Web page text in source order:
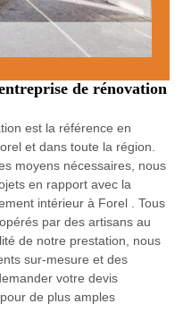
de rénovation
est la référence en
et dans toute la région.
moyens nécessaires, nous
en rapport avec la
intérieur à Forel . Tous
par des artisans au
de notre prestation, nous
sur-mesure et des
votre devis
de plus amples